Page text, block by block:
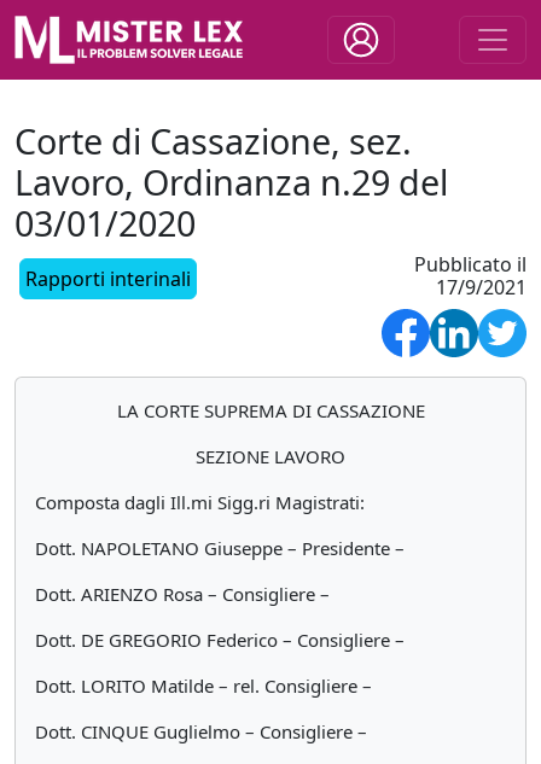
Corte di Cassazione, sez.
Lavoro, Ordinanza n.29 del
03/01/2020
Rapporti interinali
Pubblicato il
17/9/2021
LA CORTE SUPREMA DI CASSAZIONE
SEZIONE LAVORO
Composta dagli Ill.mi Sigg.ri Magistrati:
Dott. NAPOLETANO Giuseppe – Presidente –
Dott. ARIENZO Rosa – Consigliere –
Dott. DE GREGORIO Federico – Consigliere –
Dott. LORITO Matilde – rel. Consigliere –
Dott. CINQUE Guglielmo – Consigliere –